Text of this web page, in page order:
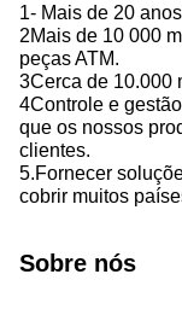
1- Mais de 20
2Mais de 10 000
peças ATM.
3Cerca de 10.000
4Controle e
que os nossos
clientes.
5.Fornecer
cobrir muitos
Sobre nós